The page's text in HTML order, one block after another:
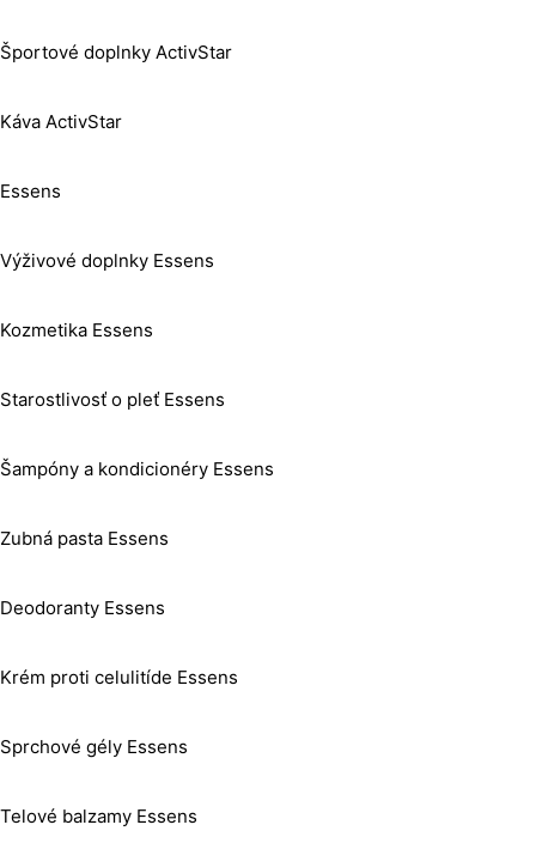
Športové doplnky ActivStar
Káva ActivStar
Essens
Výživové doplnky Essens
Kozmetika Essens
Starostlivosť o pleť Essens
Šampóny a kondicionéry Essens
Zubná pasta Essens
Deodoranty Essens
Krém proti celulitíde Essens
Sprchové gély Essens
Telové balzamy Essens